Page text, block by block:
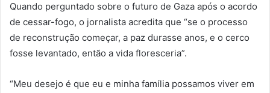
Quando perguntado sobre o futuro de Gaza após o acordo
de cessar-fogo, o jornalista acredita que “se o processo
de reconstrução começar, a paz durasse anos, e o cerco
fosse levantado, então a vida floresceria”.
“Meu desejo é que eu e minha família possamos viver em